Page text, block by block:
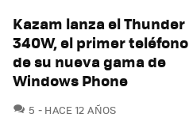
Kazam lanza el Thunder
340W, el primer teléfono
de su nueva gama de
Windows Phone
5 COMENTARIOS
HACE 12 AÑOS